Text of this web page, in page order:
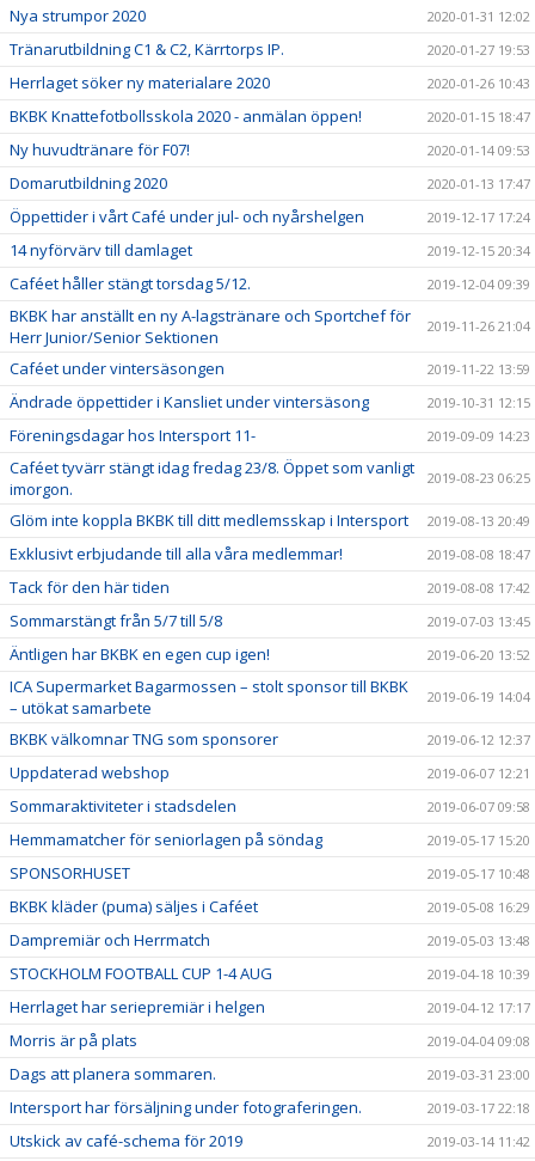
Nya strumpor 2020 2020-01-31 12:02
Tränarutbildning C1 & C2, Kärrtorps IP. 2020-01-27 19:53
Herrlaget söker ny materialare 2020 2020-01-26 10:43
BKBK Knattefotbollsskola 2020 - anmälan öppen! 2020-01-15 18:47
Ny huvudtränare för F07! 2020-01-14 09:53
Domarutbildning 2020 2020-01-13 17:47
Öppettider i vårt Café under jul- och nyårshelgen 2019-12-17 17:24
14 nyförvärv till damlaget 2019-12-15 20:34
Caféet håller stängt torsdag 5/12. 2019-12-04 09:39
BKBK har anställt en ny A-lagstränare och Sportchef för
Herr Junior/Senior Sektionen
2019-11-26 21:04
Caféet under vintersäsongen 2019-11-22 13:59
Ändrade öppettider i Kansliet under vintersäsong 2019-10-31 12:15
Föreningsdagar hos Intersport 11- 2019-09-09 14:23
Caféet tyvärr stängt idag fredag 23/8. Öppet som vanligt
imorgon.
2019-08-23 06:25
Glöm inte koppla BKBK till ditt medlemsskap i Intersport 2019-08-13 20:49
Exklusivt erbjudande till alla våra medlemmar! 2019-08-08 18:47
Tack för den här tiden 2019-08-08 17:42
Sommarstängt från 5/7 till 5/8 2019-07-03 13:45
Äntligen har BKBK en egen cup igen! 2019-06-20 13:52
ICA Supermarket Bagarmossen – stolt sponsor till BKBK
– utökat samarbete
2019-06-19 14:04
BKBK välkomnar TNG som sponsorer 2019-06-12 12:37
Uppdaterad webshop 2019-06-07 12:21
Sommaraktiviteter i stadsdelen 2019-06-07 09:58
Hemmamatcher för seniorlagen på söndag 2019-05-17 15:20
SPONSORHUSET 2019-05-17 10:48
BKBK kläder (puma) säljes i Caféet 2019-05-08 16:29
Dampremiär och Herrmatch 2019-05-03 13:48
STOCKHOLM FOOTBALL CUP 1-4 AUG 2019-04-18 10:39
Herrlaget har seriepremiär i helgen 2019-04-12 17:17
Morris är på plats 2019-04-04 09:08
Dags att planera sommaren. 2019-03-31 23:00
Intersport har försäljning under fotograferingen. 2019-03-17 22:18
Utskick av café-schema för 2019 2019-03-14 11:42